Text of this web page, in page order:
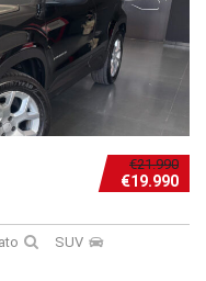
€21.990
€19.990
SUV